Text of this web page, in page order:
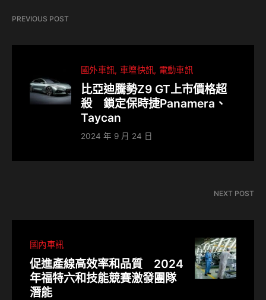
PREVIOUS POST
國外車訊 車壇快訊 電動車訊
比亞迪騰勢Z9 GT上市價格超
殺 鎖定保時捷Panamera、
Taycan
2024 年 9 月 24 日
NEXT POST
國內車訊
促進產線高效率和品質 2024
年福特六和技能競賽激發團隊
潛能